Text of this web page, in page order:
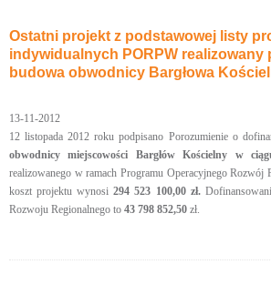
Ostatni projekt z podstawowej listy
indywidualnych PORPW realizowany
budowa obwodnicy Bargłowa
13-11-2012
12 listopada 2012 roku podpisano Porozumienie o
obwodnicy miejscowości Bargłów Kościelny w
realizowanego w ramach Programu Operacyjnego Rozwój
koszt projektu wynosi294 523 100,00 zł.
Rozwoju Regionalnego to 43 798 852,50 zł.